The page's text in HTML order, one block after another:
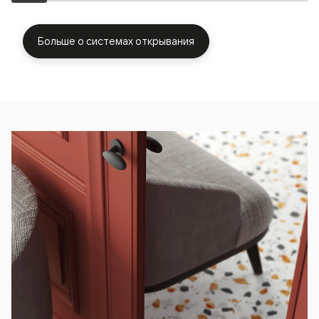
Больше о системах открывания